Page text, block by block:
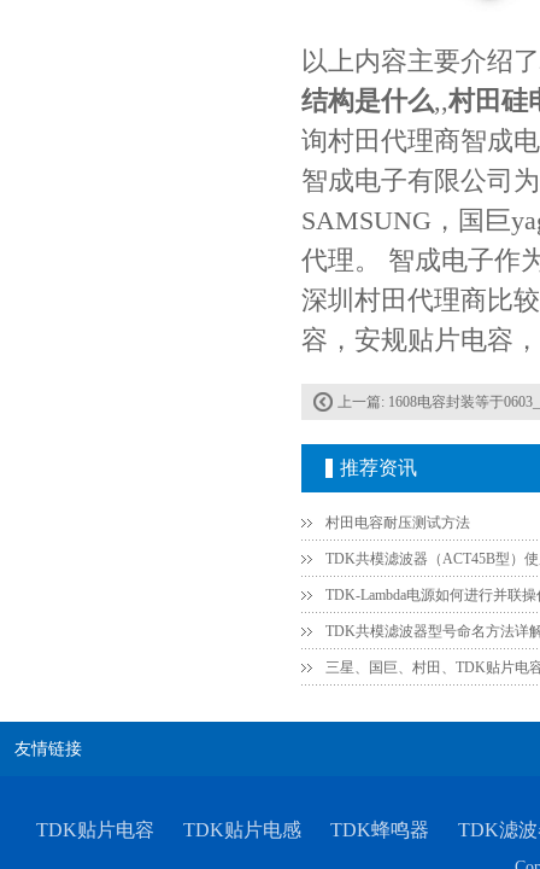
以上内容主要介绍了
结构是什么,,村田硅
询村田代理商智成
智成电子有限公司
SAMSUNG，国巨
代理。 智成电子作
深圳村田代理商比
容，安规贴片电容
上一篇: 1608电容封装等于
推荐资讯
村田电容耐压测试方法
TDK共模滤波器（ACT45B型）
TDK共模滤波器型号命名方法详
三星、国巨、村田、TDK贴片电
友情链接
TDK贴片电容 TDK贴片电感 TDK蜂鸣器 TDK滤